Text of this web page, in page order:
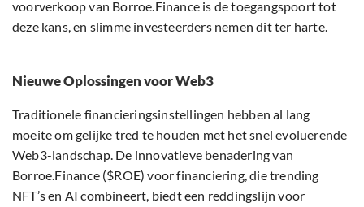
voorverkoop van Borroe.Finance is de toegangspoort tot
deze kans, en slimme investeerders nemen dit ter harte.
Nieuwe Oplossingen voor Web3
Traditionele financieringsinstellingen hebben al lang
moeite om gelijke tred te houden met het snel evoluerende
Web3-landschap. De innovatieve benadering van
Borroe.Finance ($ROE) voor financiering, die trending
NFT’s en AI combineert, biedt een reddingslijn voor